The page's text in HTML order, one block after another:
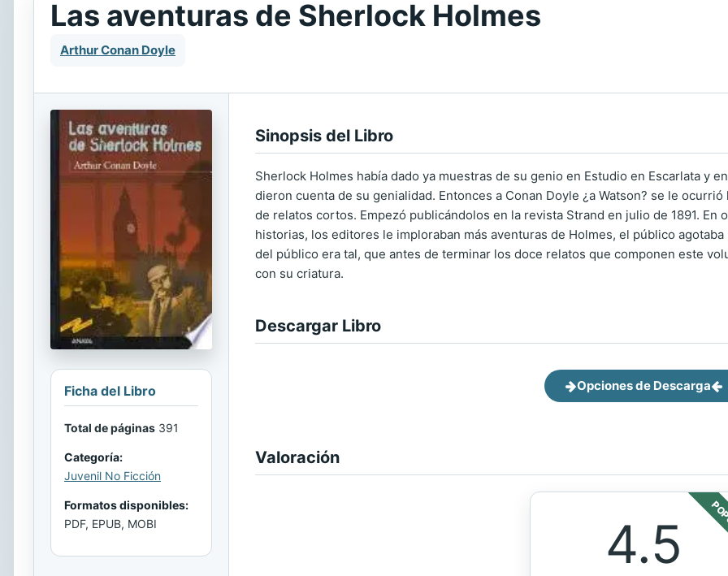
Las aventuras de Sherlock Holmes
Arthur Conan Doyle
Ficha del Libro
Total de páginas 391
Categoría:
Juvenil No Ficción
Formatos disponibles:
PDF, EPUB, MOBI
Sinopsis del Libro
Sherlock Holmes había dado ya muestras de su genio en Estudio en Escarlata y
dieron cuenta de su genialidad. Entonces a Conan Doyle ¿a Watson? se le
de relatos cortos. Empezó publicándolos en la revista Strand en julio de 1891.
historias, los editores le imploraban más aventuras de Holmes, el público
del público era tal, que antes de terminar los doce relatos que componen este
con su criatura.
Descargar Libro
Opciones de Descarga
Valoración
4.5